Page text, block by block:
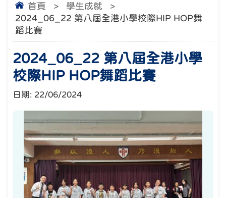
首頁 > 學生成就
>
2024_06_22 第八屆全港小學校際HIP HOP舞
蹈比賽
2024_06_22 第八屆全港小學
校際HIP HOP舞蹈比賽
日期: 22/06/2024